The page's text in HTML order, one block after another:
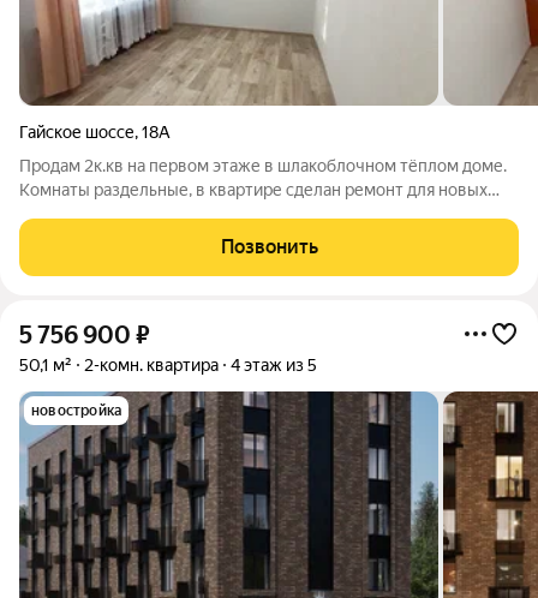
Гайское шоссе,18А
Продам 2к.кв на первом этаже в шлакоблочном тёплом доме.
Комнаты раздельные, в квартире сделан ремонт для новых
пола, заменена проводка, сантехника, окна - пластик, двери из
натурального
Позвонить
5 756 900 ₽
50,1 м² 2-комн. квартира 4 этаж из 5
новостройка